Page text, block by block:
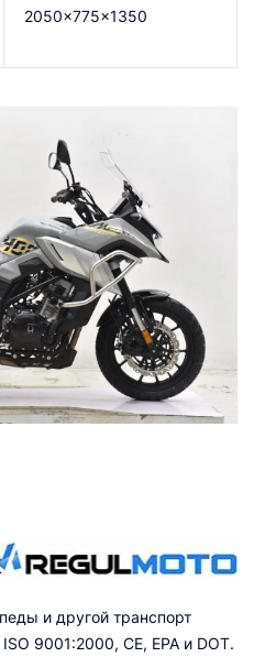
2050x775x1350
и другой транспорт
9001:2000, CE, EPA и DOT.